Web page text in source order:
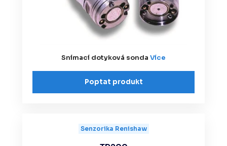
Snímací dotyková sonda Více
Poptat produkt
Senzorika Renishaw